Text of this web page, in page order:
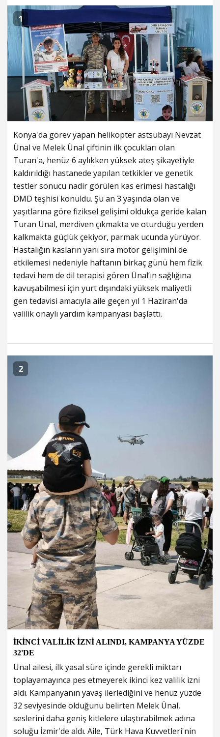
1
Konya'da görev yapan helikopter astsubayı Nevzat
Ünal ve Melek Ünal çiftinin ilk çocukları olan
Turan'a, henüz 6 aylıkken yüksek ateş şikayetiyle
kaldırıldığı hastanede yapılan tetkikler ve genetik
testler sonucu nadir görülen kas erimesi hastalığı
DMD teşhisi konuldu. Şu an 3 yaşında olan ve
yaşıtlarına göre fiziksel gelişimi oldukça geride kalan
Turan Ünal, merdiven çıkmakta ve oturduğu yerden
kalkmakta güçlük çekiyor, parmak ucunda yürüyor.
Hastalığın kasların yanı sıra motor gelişimini de
etkilemesi nedeniyle haftanın birkaç günü hem fizik
tedavi hem de dil terapisi gören Ünal’ın sağlığına
kavuşabilmesi için yurt dışındaki yüksek maliyetli
gen tedavisi amacıyla aile geçen yıl 1 Haziran'da
valilik onaylı yardım kampanyası başlattı.
2
İKİNCİ VALİLİK İZNİ ALINDI, KAMPANYA YÜZDE
32'DE
Ünal ailesi, ilk yasal süre içinde gerekli miktarı
toplayamayınca pes etmeyerek ikinci kez valilik izni
aldı. Kampanyanın yavaş ilerlediğini ve henüz yüzde
32 seviyesinde olduğunu belirten Melek Ünal,
seslerini daha geniş kitlelere ulaştırabilmek adına
soluğu İzmir'de aldı. Aile, Türk Hava Kuvvetleri'nin